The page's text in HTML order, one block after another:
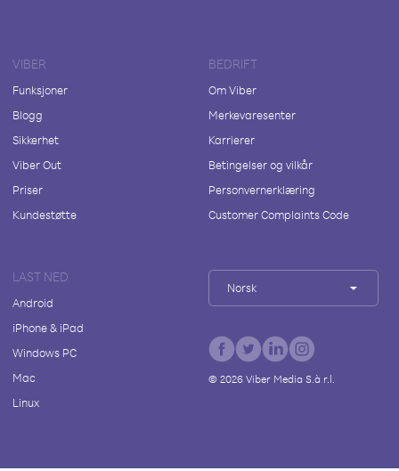
VIBER
Funksjoner
Blogg
Sikkerhet
Viber Out
Priser
Kundestøtte
BEDRIFT
Om Viber
Merkevaresenter
Karrierer
Betingelser og vilkår
Personvernerklæring
Customer Complaints Code
LAST NED
Android
iPhone & iPad
Windows PC
Mac
Linux
Norsk
© 2026Viber Media S.à r.l.